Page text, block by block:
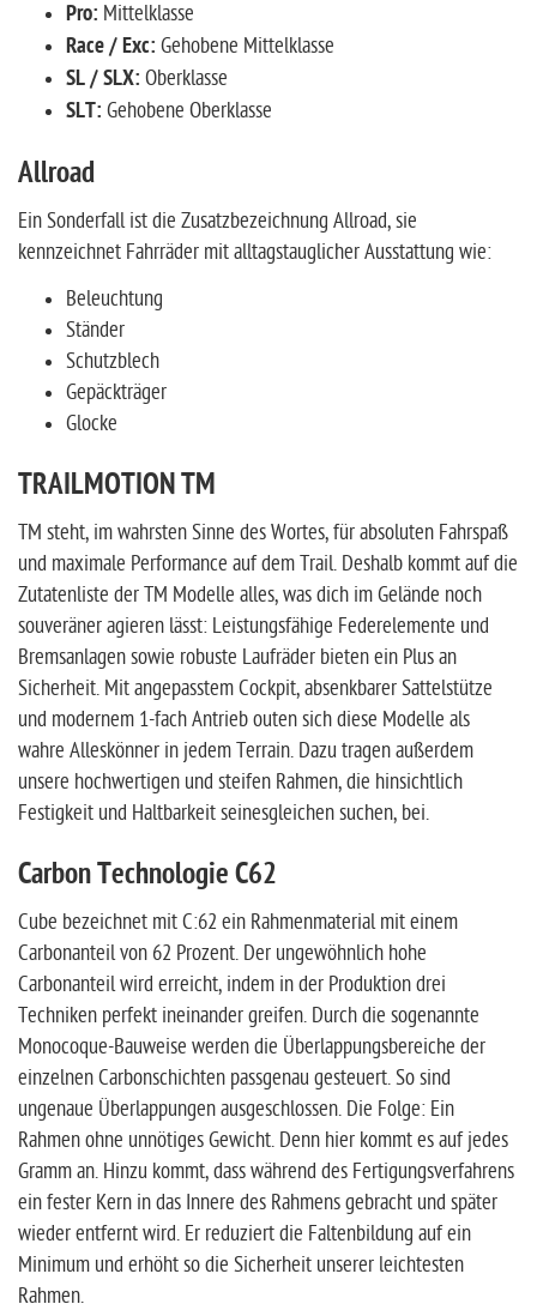
Pro: Mittelklasse
Race / Exc: Gehobene Mittelklasse
SL / SLX: Oberklasse
SLT: Gehobene Oberklasse
Allroad
Ein Sonderfall ist die Zusatzbezeichnung Allroad, sie
kennzeichnet Fahrräder mit alltagstauglicher Ausstattung wie:
Beleuchtung
Ständer
Schutzblech
Gepäckträger
Glocke
TRAILMOTION TM
TM steht, im wahrsten Sinne des Wortes, für absoluten Fahrspaß
und maximale Performance auf dem Trail. Deshalb kommt auf die
Zutatenliste der TM Modelle alles, was dich im Gelände noch
souveräner agieren lässt: Leistungsfähige Federelemente und
Bremsanlagen sowie robuste Laufräder bieten ein Plus an
Sicherheit. Mit angepasstem Cockpit, absenkbarer Sattelstütze
und modernem 1-fach Antrieb outen sich diese Modelle als
wahre Alleskönner in jedem Terrain. Dazu tragen außerdem
unsere hochwertigen und steifen Rahmen, die hinsichtlich
Festigkeit und Haltbarkeit seinesgleichen suchen, bei.
Carbon Technologie C62
Cube bezeichnet mit C:62 ein Rahmenmaterial mit einem
Carbonanteil von 62 Prozent. Der ungewöhnlich hohe
Carbonanteil wird erreicht, indem in der Produktion drei
Techniken perfekt ineinander greifen. Durch die sogenannte
Monocoque-Bauweise werden die Überlappungsbereiche der
einzelnen Carbonschichten passgenau gesteuert. So sind
ungenaue Überlappungen ausgeschlossen. Die Folge: Ein
Rahmen ohne unnötiges Gewicht. Denn hier kommt es auf jedes
Gramm an. Hinzu kommt, dass während des Fertigungsverfahrens
ein fester Kern in das Innere des Rahmens gebracht und später
wieder entfernt wird. Er reduziert die Faltenbildung auf ein
Minimum und erhöht so die Sicherheit unserer leichtesten
Rahmen.